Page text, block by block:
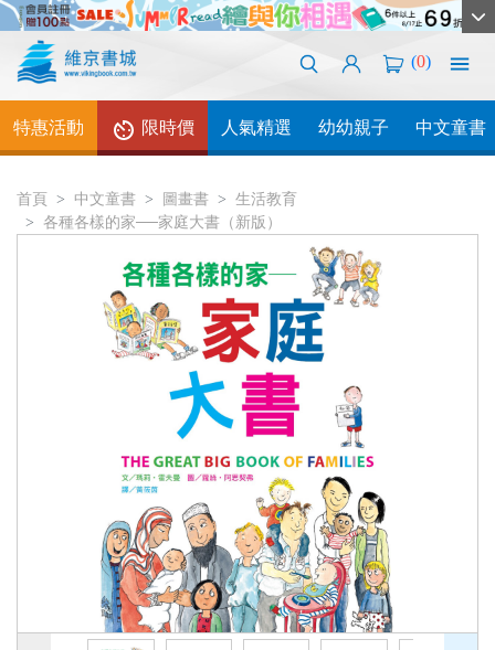
(0)
特惠活動 限時價 人氣精選 幼幼親子 中文童書
首頁 中文童書 圖畫書
生活教育
各種各樣的家──家庭大書（新版）